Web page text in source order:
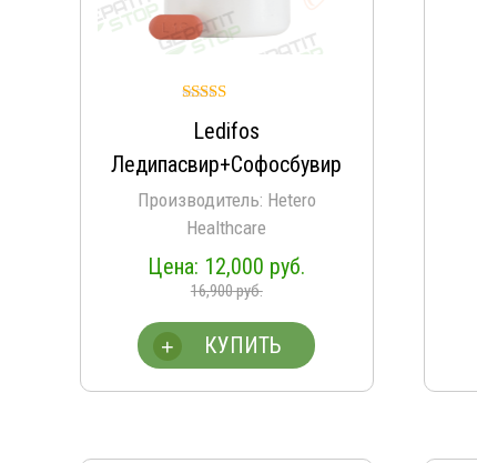
4.95
из 5
Ledifos
Ледипасвир+Софосбувир
Производитель: Hetero
Healthcare
12,000 руб.
16,900руб.
КУПИТЬ
+